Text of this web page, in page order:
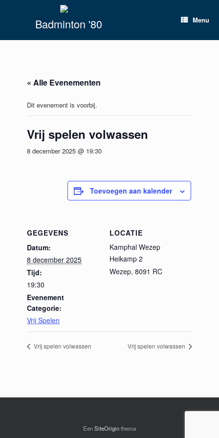
Badminton '80 Menu
« Alle Evenementen
Dit evenement is voorbij.
Vrij spelen volwassen
8 december 2025 @ 19:30
Toevoegen aan kalender
GEGEVENS
Datum:
8 december 2025
Tijd:
19:30
Evenement
Categorie:
Vrij Spelen
LOCATIE
Kamphal Wezep
Heikamp 2
Wezep, 8091 RC
Vrij spelen volwassen Vrij spelen volwassen
EenSiteOriginthema